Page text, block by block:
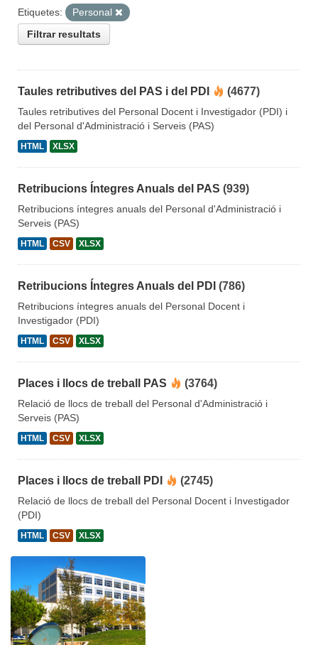
Etiquetes:
Personal
Filtrar resultats
Taules retributives del PAS i del PDI (4677)
Taules retributives del Personal Docent i Investigador (PDI) i
del Personal d'Administració i Serveis (PAS)
HTML XLSX
Retribucions Íntegres Anuals del PAS (939)
Retribucions íntegres anuals del Personal d'Administració i
Serveis (PAS)
HTML CSV XLSX
Retribucions Íntegres Anuals del PDI (786)
Retribucions íntegres anuals del Personal Docent i
Investigador (PDI)
HTML CSV XLSX
Places i llocs de treball PAS (3764)
Relació de llocs de treball del Personal d'Administració i
Serveis (PAS)
HTML CSV XLSX
Places i llocs de treball PDI (2745)
Relació de llocs de treball del Personal Docent i Investigador
(PDI)
HTML CSV XLSX